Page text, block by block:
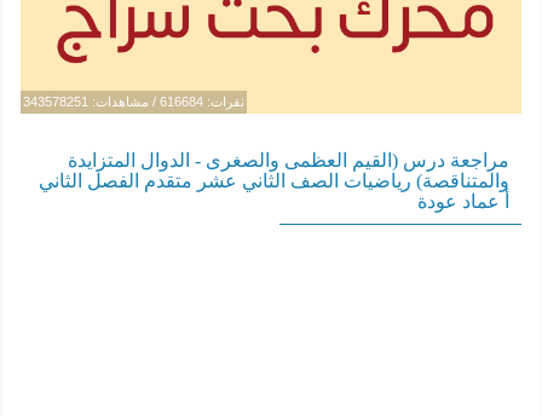
نقرات: 616684 / مشاهدات: 343578251
مراجعة درس (القيم العظمى والصغرى - الدوال المتزايدة
والمتناقصة) رياضيات الصف الثاني عشر متقدم الفصل الثاني
أ عماد عودة